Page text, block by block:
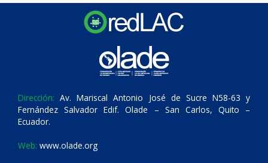
Dirección: Av. Mariscal Antonio José de Sucre N58-63 y
Fernández Salvador Edif. Olade – San Carlos, Quito –
Ecuador.
Web: www.olade.org